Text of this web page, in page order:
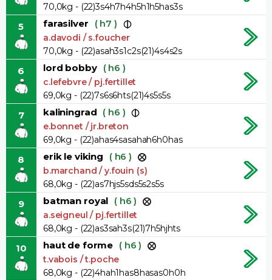
70,0kg - (22)3s4h7h4h5h1h5has3s
5 farasilver ( h7 )
a.davodi / s.foucher
70,0kg - (22)asah3s1c2s(21)4s4s2s
6 lord bobby ( h6 )
c.lefebvre / pj.fertillet
69,0kg - (22)7s6s6hts(21)4s5s5s
7 kaliningrad ( h6 )
e.bonnet / jr.breton
69,0kg - (22)ahas4sasahah6h0has
8 erik le viking ( h6 )
b.marchand / y.fouin (s)
68,0kg - (22)as7hjs5sds5s2s5s
9 batman royal ( h6 )
a.seigneul / pj.fertillet
68,0kg - (22)as3sah3s(21)7h5hjhts
10 haut de forme ( h6 )
t.vabois / t.poche
68,0kg - (22)4hah1has8hasas0h0h